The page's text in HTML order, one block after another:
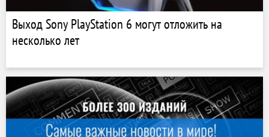
Выход Sony PlayStation 6 могут отложить на
несколько лет